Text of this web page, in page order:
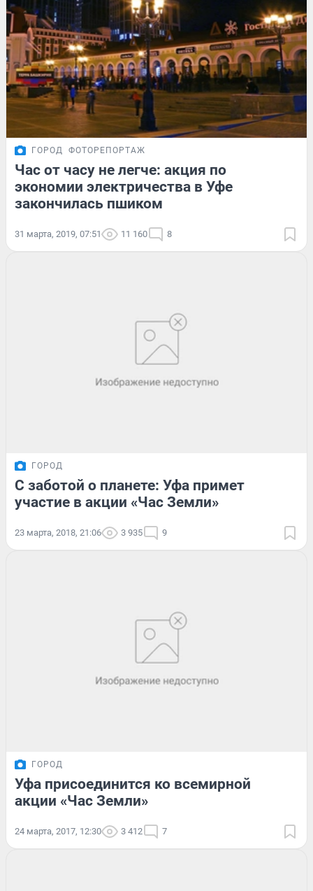
ГОРОД ФОТОРЕПОРТАЖ
Час от часу не легче: акция по
экономии электричества в Уфе
закончилась пшиком
31 марта, 2019, 07:51 11 160 8
ГОРОД
С заботой о планете: Уфа примет
участие в акции «Час Земли»
23 марта, 2018, 21:06 3 935 9
ГОРОД
Уфа присоединится ко всемирной
акции «Час Земли»
24 марта, 2017, 12:30 3 412 7